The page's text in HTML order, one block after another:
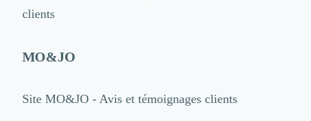
clients
MO&JO
Site MO&JO - Avis et témoignages clients